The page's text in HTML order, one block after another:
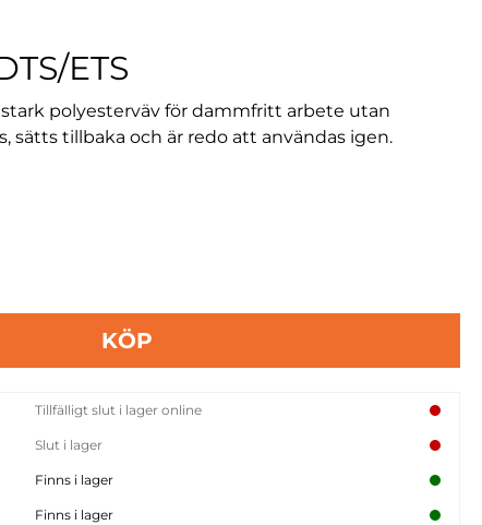
ETS
polyesterväv för dammfritt arbete utan
sätts tillbaka och är redo att användas igen.
KÖP
Tillfälligt slut i lager online
Slut i lager
Finns i lager
Finns i lager